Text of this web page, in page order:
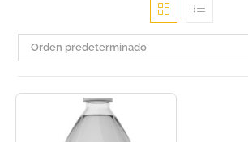
Orden predeterminado